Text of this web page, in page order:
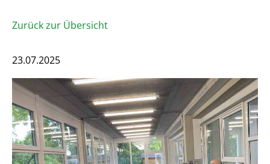
Zurück zur Übersicht
23.07.2025